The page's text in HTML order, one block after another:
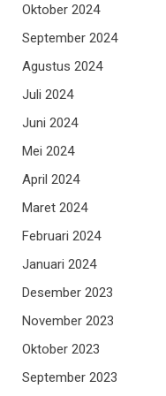
Oktober 2024
September 2024
Agustus 2024
Juli 2024
Juni 2024
Mei 2024
April 2024
Maret 2024
Februari 2024
Januari 2024
Desember 2023
November 2023
Oktober 2023
September 2023